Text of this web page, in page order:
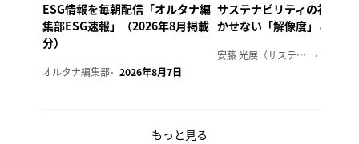
ESG情報を毎朝配信「オルタナ編
集部ESG速報」（2026年8月掲載
分）
オルタナ編集部 2026年8月7日
サステナビリティの社内浸
かせない「解像度」とは
安藤 光展（サステナビリティ・コンサルタント）
もっと見る